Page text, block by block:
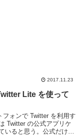
2017.11.23
Lite を使って
フォンで Twitter を利用す
Twitter の公式アプリケ
いると思う。公式だけあ